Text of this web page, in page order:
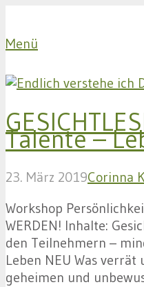
Menü
Talente –
23. März 2019Corinna
Workshop
WERDEN! Inhalte:
den Teilnehmern –
Leben NEU Was
geheimen und